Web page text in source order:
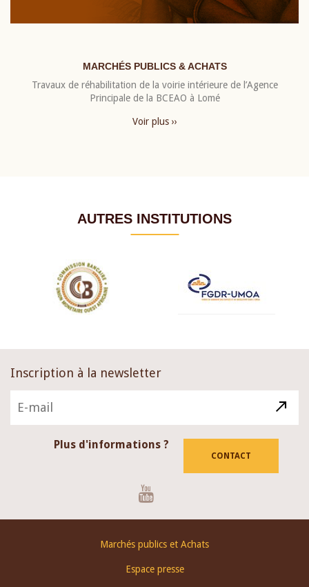
MARCHÉS PUBLICS & ACHATS
Travaux de réhabilitation de la voirie intérieure de l’Agence
Principale de la BCEAO à Lomé
Voir plus ››
AUTRES INSTITUTIONS
Inscription à la newsletter
Plus d'informations ?
CONTACT
Marchés publics et Achats
Espace presse